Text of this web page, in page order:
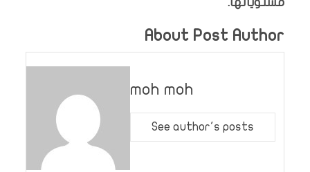
About Post Author
moh moh
See author's posts